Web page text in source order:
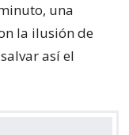
una
la ilusión de
así el